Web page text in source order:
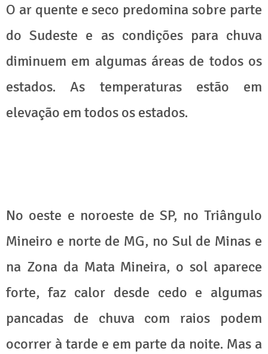
O ar quente e seco predomina sobre parte
do Sudeste e as condições para chuva
diminuem em algumas áreas de todos os
estados. As temperaturas estão em
elevação em todos os estados.
No oeste e noroeste de SP, no Triângulo
Mineiro e norte de MG, no Sul de Minas e
na Zona da Mata Mineira, o sol aparece
forte, faz calor desde cedo e algumas
pancadas de chuva com raios podem
ocorrer à tarde e em parte da noite. Mas a